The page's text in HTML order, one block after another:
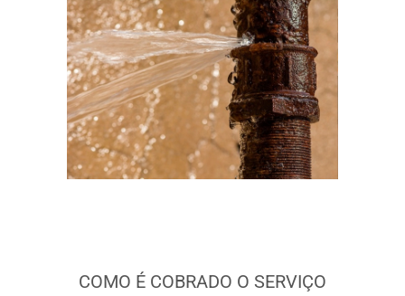
COMO É COBRADO O SERVIÇO